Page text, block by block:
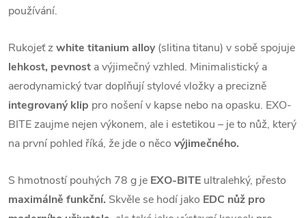
používání.
Rukojeť zwhite titanium alloy(slitina titanu) v sobě spojuje
lehkost, pevnost a výjimečný vzhled. Minimalistický a
aerodynamický tvar doplňují stylové vložky a precizně
integrovaný klip pro nošení v kapse nebo na opasku. EXO-
BITE zaujme nejen výkonem, ale i estetikou – je to nůž, který
na první pohled říká, že jde o něco výjimečného.
S hmotností pouhých 78 g je EXO-BITE ultralehký, přesto
maximálně funkční. Skvěle se hodí jako EDC nůž pro